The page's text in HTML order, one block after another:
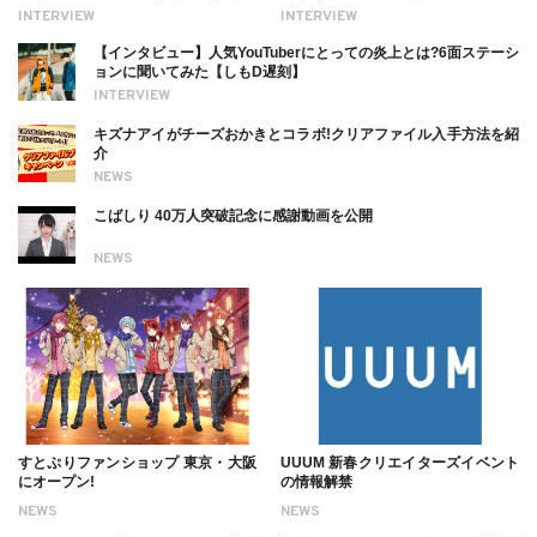
INTERVIEW
ついても
INTERVIEW
INTERVIEW
【インタビュー】人気YouTuberにとっての炎上とは?6面ステーシ
ョンに聞いてみた【しもD遅刻】
NEWS
キズナアイがチーズおかきとコラボ!クリアファイル入手方法を紹
介
NEWS
こばしり 40万人突破記念に感謝動画を公開
NEWS
すとぷりファンショップ 東京・大阪
にオープン!
NEWS
UUUM 新春クリエイターズイベント
の情報解禁